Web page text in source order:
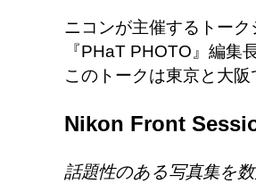
ニコンが主催するトー
『PHaT PHOTO』編集
このトークは東京と大
Nikon Front
話題性のある写真集を